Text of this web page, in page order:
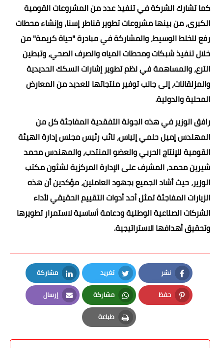
كما تشارك الشركة في تنفيذ عدد من المشروعات القومية
الكبرى، من بينها مشروعات تطوير قناطر إسنا، وإنشاء محطات
رفع للخلط الوسيط، والمشاركة في مبادرة "حياة كريمة" من
خلال تنفيذ شبكات ومحطات المياه والصرف الصحي، وتبطين
الترع، والمساهمة في نظم تطوير إشارات السكك الحديدية
والمزلقانات، إلى جانب توفير منتجاتها للعديد من المعارض
المحلية والدولية.
رافق الوزير في هذه الجولة التفقدية المفاجئة كل من
المهندس إميل حلمي إلياس، نائب رئيس مجلس إدارة الهيئة
القومية للإنتاج الحربي والعضو المنتدب، والمهندس محمد
شيرين محمد، المشرف على الإدارة المركزية لشئون مكتب
الوزير، حيث أشاد الجميع بجهود العاملين، مؤكدين أن هذه
الزيارات المفاجئة تمثل أحد أدوات التقييم الحقيقي لأداء
الشركات الصناعية الوطنية ودعامة أساسية لاستمرار تطويرها
وتحقيق أهدافها الاستراتيجية.
نشر
Facebook
تغريد
Twitter
مشاركة
LinkedIn
حفظ
Pinterest
مشاركة
Whatsapp
إرسال
Email
طباعة
Print